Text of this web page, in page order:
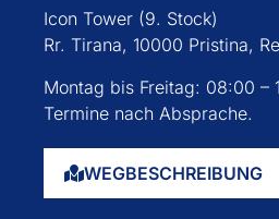
Icon Tower (9. Stock)
Rr. Tirana, 10000 Pristina,
Montag bis Freitag: 08:00 –
Termine nach Absprache.
WEGBESCHREIBUNG